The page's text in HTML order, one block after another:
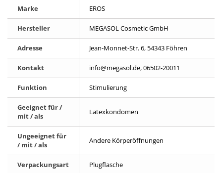
Marke EROS
Hersteller MEGASOL Cosmetic GmbH
Adresse Jean-Monnet-Str. 6, 54343 Föhren
Kontakt info@megasol.de, 06502-20011
Funktion Stimulierung
Geeignet für /
mit / als
Latexkondomen
Ungeeignet für
/ mit / als
Andere Körperöffnungen
Verpackungsart Plugflasche